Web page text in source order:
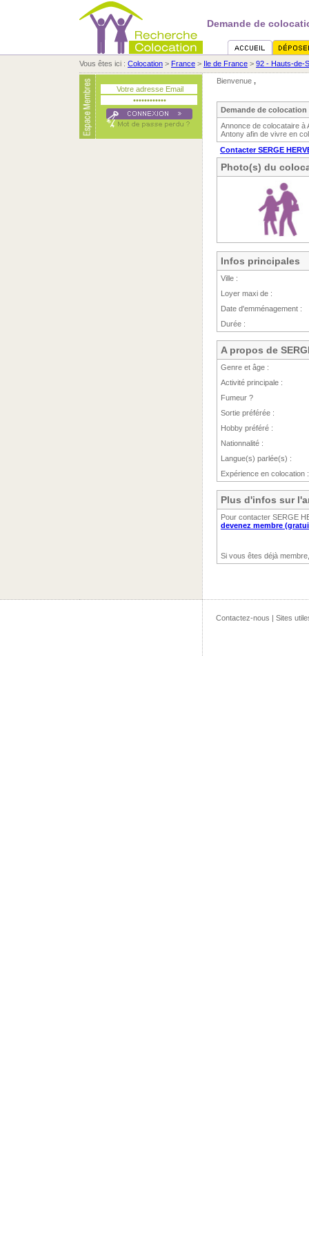
Demande de
Vous êtes ici : Colocation > France > Ile de France > 92 - Hauts-de-
Bienvenue ,
Demande de colocation
Annonce de colocataire à
Antony afin de vivre en
Contacter SERGE
Photo(s) du
Infos principales
Ville :
Loyer maxi de :
Date d'emménagement :
Durée :
A propos de
Genre et âge :
Activité principale :
Fumeur ?
Sortie préférée :
Hobby préféré :
Nationnalité :
Langue(s) parlée(s) :
Expérience en colocation :
Plus d'infos sur
Pour contacter SERGE
devenez membre
Si vous êtes déjà
Contactez-nous | Sites